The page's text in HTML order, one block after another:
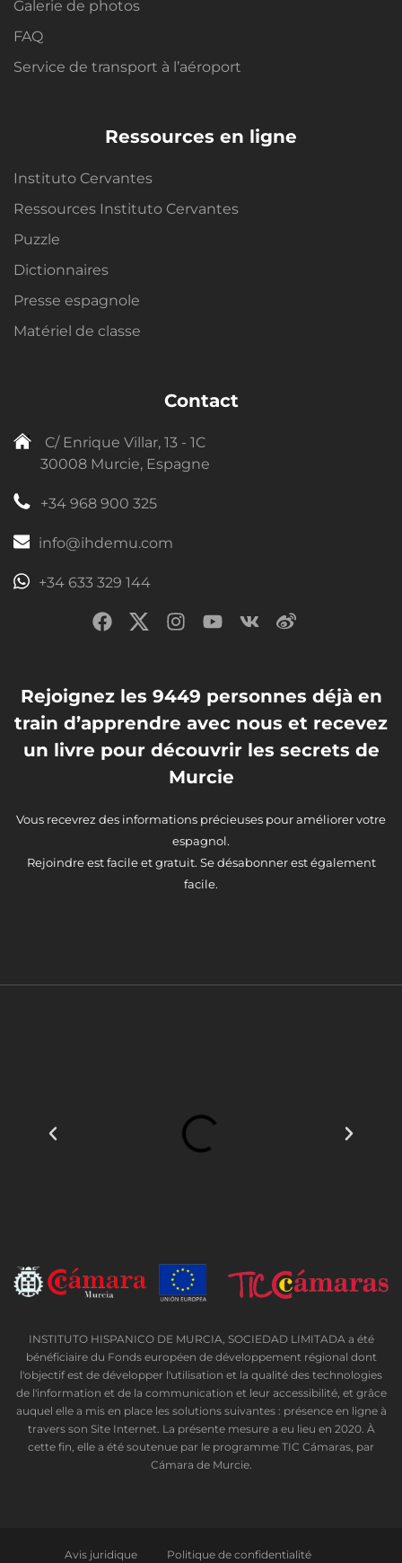
Galerie de photos
FAQ
Service de transport à l’aéroport
Ressources en ligne
Instituto Cervantes
Ressources Instituto Cervantes
Puzzle
Dictionnaires
Presse espagnole
Matériel de classe
Contact
C/ Enrique Villar, 13 - 1C
30008 Murcie, Espagne
+34 968 900 325
info@ihdemu.com
+34 633 329 144
Rejoignez les 9449 personnes déjà en
train d’apprendre avec nous et recevez
un livre pour découvrir les secrets de
Murcie
Vous recevrez des informations précieuses pour améliorer votre
espagnol.
Rejoindre est facile et gratuit. Se désabonner est également
facile.
INSTITUTO HISPANICO DE MURCIA, SOCIEDAD LIMITADA a été
bénéficiaire du Fonds européen de développement régional dont
l'objectif est de développer l'utilisation et la qualité des technologies
de l'information et de la communication et leur accessibilité, et grâce
auquel elle a mis en place les solutions suivantes : présence en ligne à
travers son Site Internet. La présente mesure a eu lieu en 2020. À
cette fin, elle a été soutenue par le programme TIC Cámaras, par
Cámara de Murcie.
Avis juridique
Politique de confidentialité